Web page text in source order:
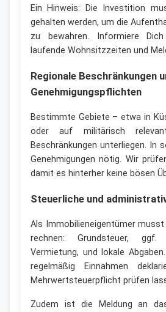
Ein Hinweis: Die Investition
gehalten werden, um die
zu bewahren. Informiere
laufende Wohnsitzzeiten und
Regionale Beschränkungen
Genehmigungspflichten
Bestimmte Gebiete – etwa in
oder auf militärisch
Beschränkungen unterliegen. In
Genehmigungen nötig. Wir
damit es hinterher keine bösen
Steuerliche und
Als Immobilieneigentümer
rechnen: Grundsteuer, ggf.
Vermietung, und lokale
regelmäßig Einnahmen
Mehrwertsteuerpflicht prüfen
Zudem ist die Meldung an